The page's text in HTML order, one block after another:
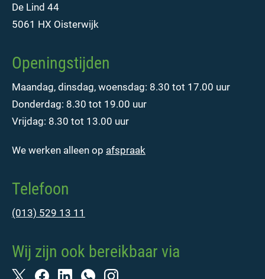
De Lind 44
5061 HX Oisterwijk
Openingstijden
Maandag, dinsdag, woensdag: 8.30 tot 17.00 uur
Donderdag: 8.30 tot 19.00 uur
Vrijdag: 8.30 tot 13.00 uur
We werken alleen op afspraak
Telefoon
(013) 529 13 11
Wij zijn ook bereikbaar via